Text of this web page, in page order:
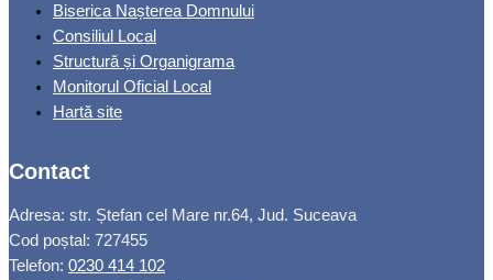
Biserica Nașterea Domnului
Consiliul Local
Structură și Organigrama
Monitorul Oficial Local
Hartă site
Contact
Adresa: str. Ștefan cel Mare nr.64, Jud. Suceava
Cod poștal: 727455
Telefon: 0230 414 102